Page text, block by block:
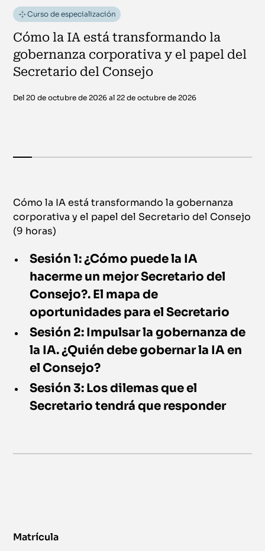
Curso de especialización
Cómo la IA está transformando la
gobernanza corporativa y el papel del
Secretario del Consejo
Del 20 de octubre de 2026 al 22 de octubre de 2026
Cómo la IA está transformando la gobernanza
corporativa y el papel del Secretario del Consejo
(9 horas)
Sesión 1: ¿Cómo puede la IA
hacerme un mejor Secretario del
Consejo?. El mapa de
oportunidades para el Secretario
Sesión 2: Impulsar la gobernanza de
la IA. ¿Quién debe gobernar la IA en
el Consejo?
Sesión 3: Los dilemas que el
Secretario tendrá que responder
Matrícula